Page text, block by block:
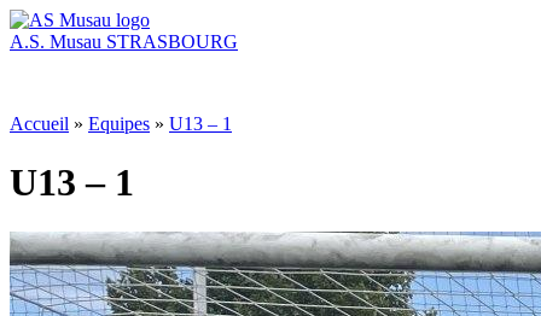
A.S. Musau STRASBOURG
Accueil » Equipes » U13 – 1
U13 – 1